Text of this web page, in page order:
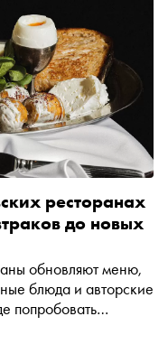
ресторанах
до новых
обновляют меню,
блюда и авторские
попробовать